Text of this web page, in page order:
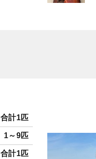
合計1匹
1～9匹
合計1匹